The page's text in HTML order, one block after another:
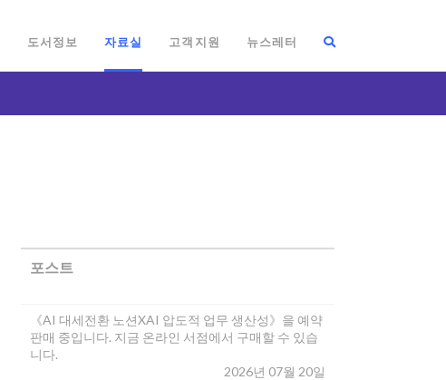
도서정보 자료실 고객지원 뉴스레터
포스트
《AI 대세전환 노션XAI 압도적 업무 생산성》을 예약
판매 중입니다. 지금 온라인 서점에서 구매할 수 있습
니다.
2026년 07월 20일